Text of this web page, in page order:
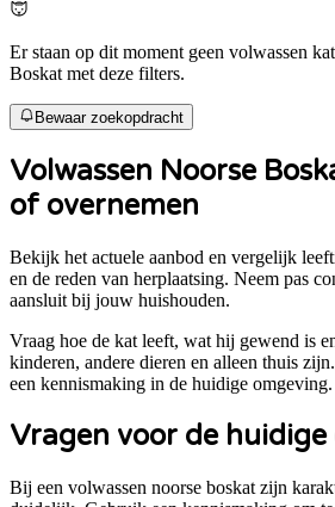
Er staan op dit moment geen volwassen
Boskat met deze filters.
Bewaar zoekopdracht
Volwassen Noorse
of overnemen
Bekijk het actuele aanbod en vergelijk
en de reden van herplaatsing. Neem pas
aansluit bij jouw huishouden.
Vraag hoe de kat leeft, wat hij gewend is
kinderen, andere dieren en alleen thuis
een kennismaking in de huidige omgeving.
Vragen voor de huidige
Bij een volwassen noorse boskat zijn